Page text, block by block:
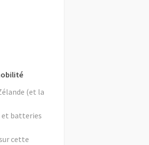
(et la
et batteries
cette